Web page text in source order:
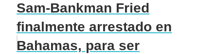
Sam-Bankman Fried
finalmente arrestado en
Bahamas, para ser